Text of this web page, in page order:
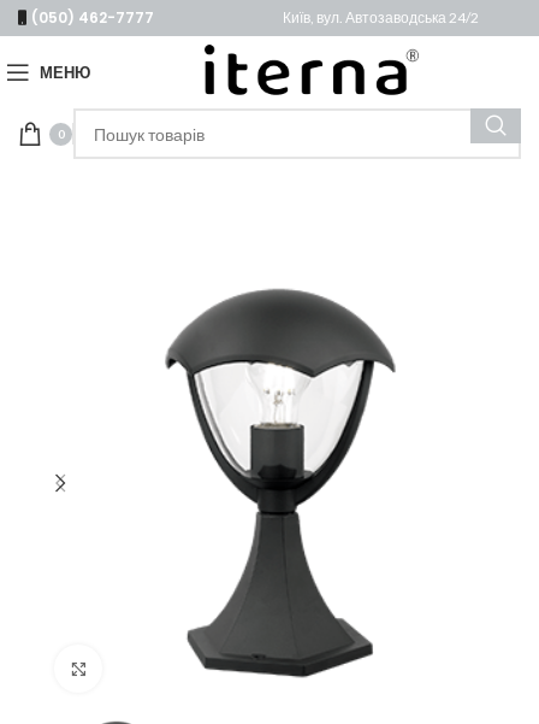
(050) 462-7777 Київ, вул. Автозаводська 24/2
МЕНЮ
0
Клацніть, щоб збільшити